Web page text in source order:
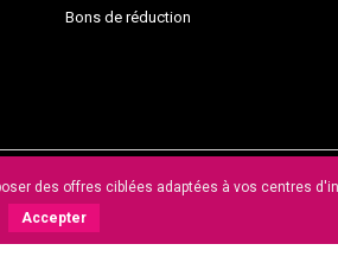
Bons de réduction
des offres ciblées adaptées à vos centres
Accepter